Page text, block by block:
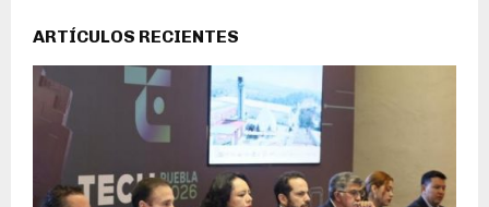
ARTÍCULOS RECIENTES